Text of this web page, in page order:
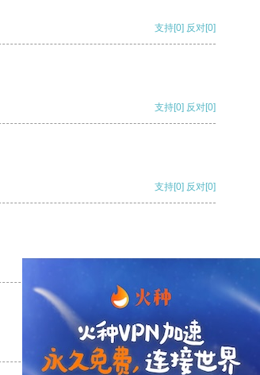
支持[0] 反对[0]
支持[0] 反对[0]
支持[0] 反对[0]
支持 [0] 反对 [0]